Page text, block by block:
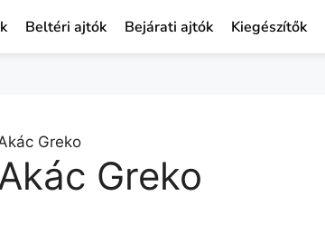
Beltéri ajtók Bejárati ajtók Kiegészítők
Greko
Greko